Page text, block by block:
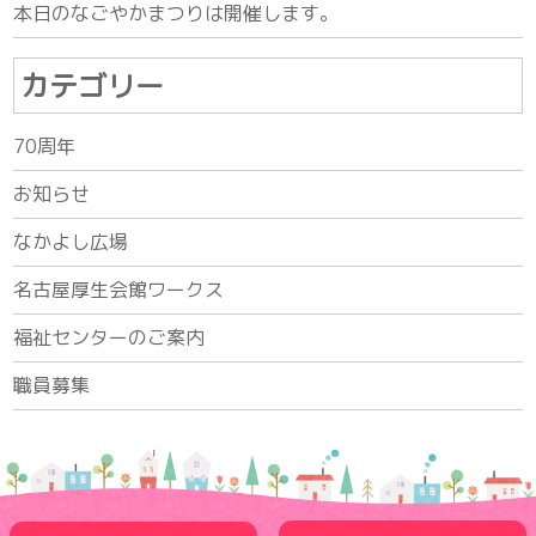
本日のなごやかまつりは開催します。
カテゴリー
70周年
お知らせ
なかよし広場
名古屋厚生会館ワークス
福祉センターのご案内
職員募集